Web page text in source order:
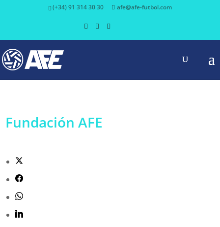
(+34) 91 314 30 30 afe@afe-futbol.com
Fundación AFE